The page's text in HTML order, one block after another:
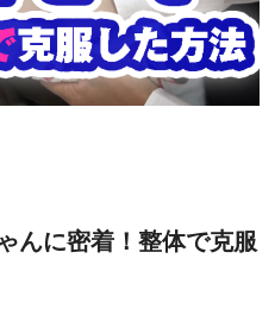
んに密着！整体で克服